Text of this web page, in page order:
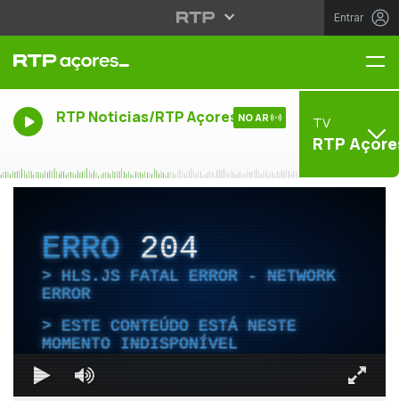
Entrar
RTP Noticias/RTP Açores NO AR TV
RTP
ERRO204
HLS.JS FATAL ERROR - NETWORK
ERROR
ESTE CONTEÚDO ESTÁ NESTE
MOMENTO INDISPONÍVEL